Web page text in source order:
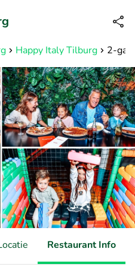
Bereikbaar tot 23:00 uur
Happy Italy Tilburg 2-
Restaurant Info